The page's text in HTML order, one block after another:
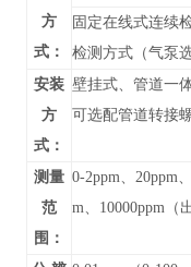
方
式：
固定在线式连续
检测方式（气泵
安装
方
式：
壁挂式、管道一
可选配管道转接
测量
范
围：
0-2ppm、20ppm
m、10000ppm （